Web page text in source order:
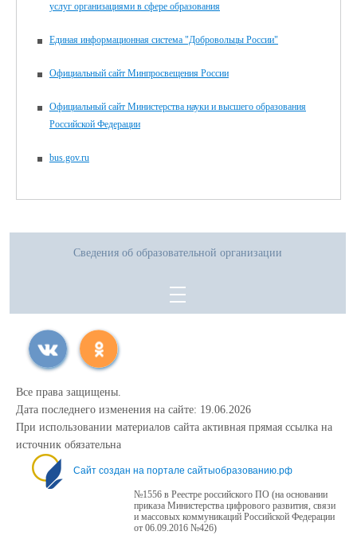
услуг организациями в сфере образования
Единая информационная система "Добровольцы России"
Официальный сайт Минпросвещения России
Официальный сайт Министерства науки и высшего образования
Российской Федерации
bus.gov.ru
Сведения об образовательной организации
Все права защищены.
Дата последнего изменения на сайте: 19.06.2026
При использовании материалов сайта активная прямая ссылка на
источник обязательна
Сайт создан на портале сайтыобразованию.рф
№1556 в Реестре российского ПО (на основании
приказа Министерства цифрового развития, связи
и массовых коммуникаций Российской Федерации
от 06.09.2016 №426)